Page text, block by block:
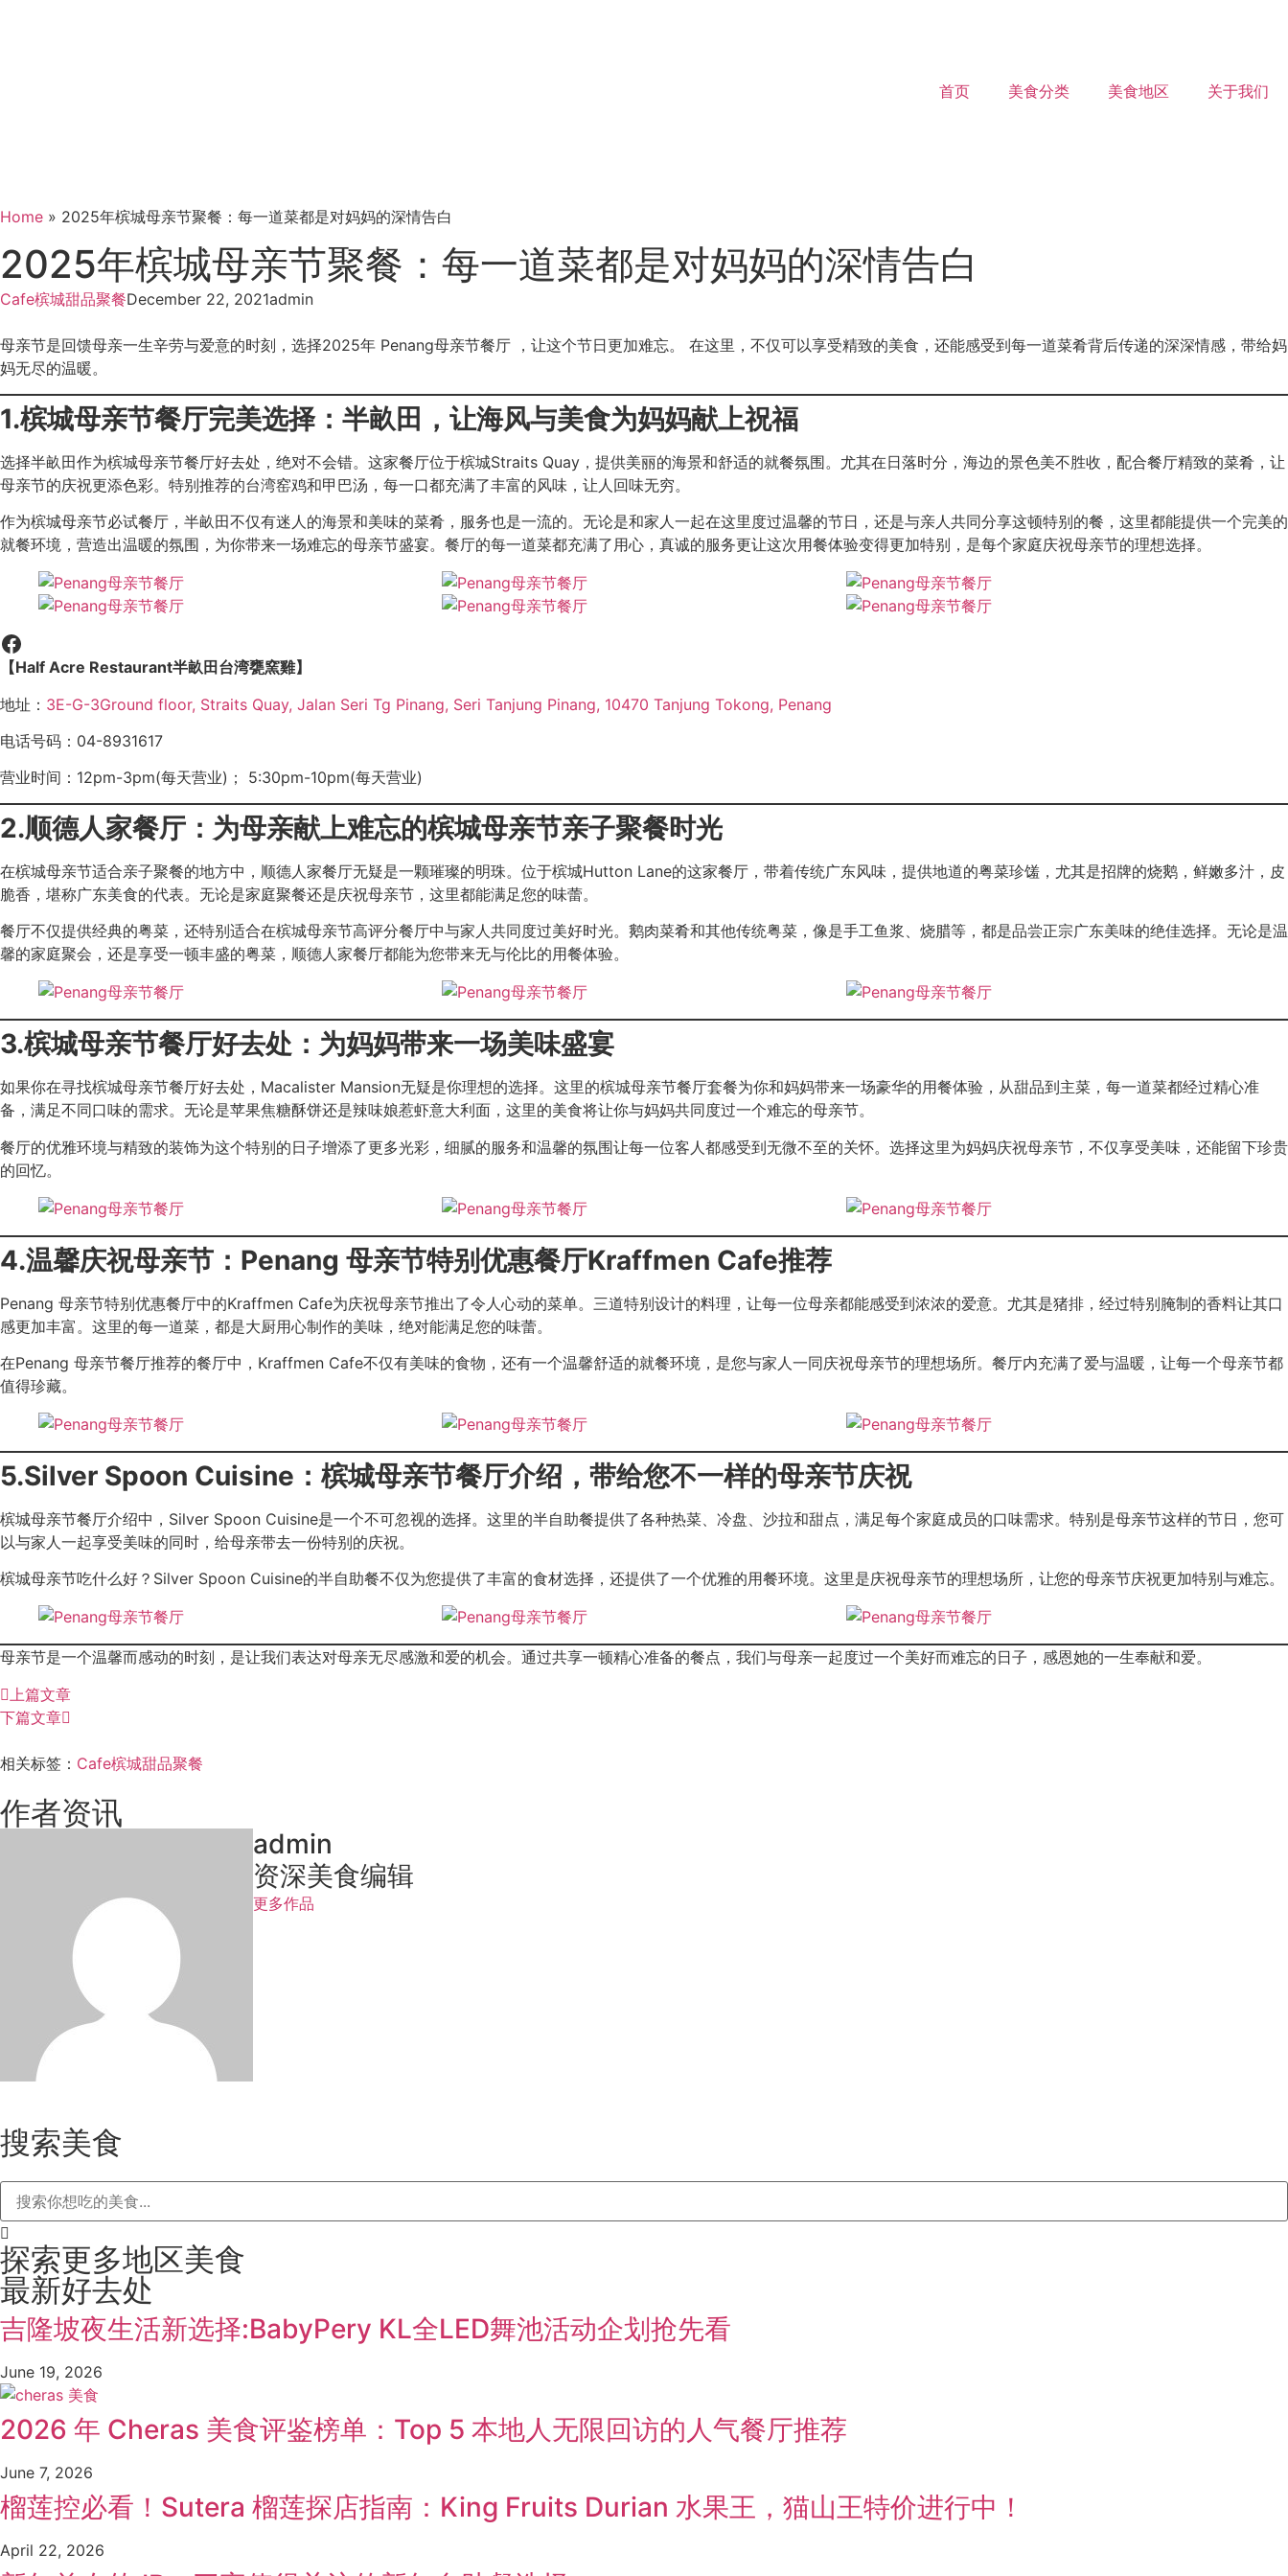
首页 美食分类 美食地区 关于我们
Home » 2025年槟城母亲节聚餐：每一道菜都是对妈妈的深情告白
2025年槟城母亲节聚餐：每一道菜都是对妈妈的深情告白
Cafe槟城甜品聚餐December 22, 2021admin
母亲节是回馈母亲一生辛劳与爱意的时刻，选择2025年 Penang母亲节餐厅 ，让这个节日更加难忘。 在这里，不仅可以享受精致的美食，还能感受到每一道菜肴背后传递的深深情感，带给妈
妈无尽的温暖。
1.槟城母亲节餐厅完美选择：半畝田，让海风与美食为妈妈献上祝福
选择半畝田作为槟城母亲节餐厅好去处，绝对不会错。这家餐厅位于槟城Straits Quay，提供美丽的海景和舒适的就餐氛围。尤其在日落时分，海边的景色美不胜收，配合餐厅精致的菜肴，让
母亲节的庆祝更添色彩。特别推荐的台湾窑鸡和甲巴汤，每一口都充满了丰富的风味，让人回味无穷。
作为槟城母亲节必试餐厅，半畝田不仅有迷人的海景和美味的菜肴，服务也是一流的。无论是和家人一起在这里度过温馨的节日，还是与亲人共同分享这顿特别的餐，这里都能提供一个完美的
就餐环境，营造出温暖的氛围，为你带来一场难忘的母亲节盛宴。餐厅的每一道菜都充满了用心，真诚的服务更让这次用餐体验变得更加特别，是每个家庭庆祝母亲节的理想选择。
【Half Acre Restaurant半畝田台湾甕窯雞】
地址： 3E-G-3Ground floor, Straits Quay, Jalan Seri Tg Pinang, Seri Tanjung Pinang, 10470 Tanjung Tokong, Penang
电话号码：04-8931617
营业时间：12pm-3pm(每天营业)； 5:30pm-10pm(每天营业)
2.顺德人家餐厅：为母亲献上难忘的槟城母亲节亲子聚餐时光
在槟城母亲节适合亲子聚餐的地方中，顺德人家餐厅无疑是一颗璀璨的明珠。位于槟城Hutton Lane的这家餐厅，带着传统广东风味，提供地道的粤菜珍馐，尤其是招牌的烧鹅，鲜嫩多汁，皮
脆香，堪称广东美食的代表。无论是家庭聚餐还是庆祝母亲节，这里都能满足您的味蕾。
餐厅不仅提供经典的粤菜，还特别适合在槟城母亲节高评分餐厅中与家人共同度过美好时光。鹅肉菜肴和其他传统粤菜，像是手工鱼浆、烧腊等，都是品尝正宗广东美味的绝佳选择。无论是温
馨的家庭聚会，还是享受一顿丰盛的粤菜，顺德人家餐厅都能为您带来无与伦比的用餐体验。
3.槟城母亲节餐厅好去处：为妈妈带来一场美味盛宴
如果你在寻找槟城母亲节餐厅好去处，Macalister Mansion无疑是你理想的选择。这里的槟城母亲节餐厅套餐为你和妈妈带来一场豪华的用餐体验，从甜品到主菜，每一道菜都经过精心准
备，满足不同口味的需求。无论是苹果焦糖酥饼还是辣味娘惹虾意大利面，这里的美食将让你与妈妈共同度过一个难忘的母亲节。
餐厅的优雅环境与精致的装饰为这个特别的日子增添了更多光彩，细腻的服务和温馨的氛围让每一位客人都感受到无微不至的关怀。选择这里为妈妈庆祝母亲节，不仅享受美味，还能留下珍贵
的回忆。
4.温馨庆祝母亲节：Penang 母亲节特别优惠餐厅Kraffmen Cafe推荐
Penang 母亲节特别优惠餐厅中的Kraffmen Cafe为庆祝母亲节推出了令人心动的菜单。三道特别设计的料理，让每一位母亲都能感受到浓浓的爱意。尤其是猪排，经过特别腌制的香料让其口
感更加丰富。这里的每一道菜，都是大厨用心制作的美味，绝对能满足您的味蕾。
在Penang 母亲节餐厅推荐的餐厅中，Kraffmen Cafe不仅有美味的食物，还有一个温馨舒适的就餐环境，是您与家人一同庆祝母亲节的理想场所。餐厅内充满了爱与温暖，让每一个母亲节都
值得珍藏。
5.Silver Spoon Cuisine：槟城母亲节餐厅介绍，带给您不一样的母亲节庆祝
槟城母亲节餐厅介绍中，Silver Spoon Cuisine是一个不可忽视的选择。这里的半自助餐提供了各种热菜、冷盘、沙拉和甜点，满足每个家庭成员的口味需求。特别是母亲节这样的节日，您可
以与家人一起享受美味的同时，给母亲带去一份特别的庆祝。
槟城母亲节吃什么好？Silver Spoon Cuisine的半自助餐不仅为您提供了丰富的食材选择，还提供了一个优雅的用餐环境。这里是庆祝母亲节的理想场所，让您的母亲节庆祝更加特别与难忘。
母亲节是一个温馨而感动的时刻，是让我们表达对母亲无尽感激和爱的机会。通过共享一顿精心准备的餐点，我们与母亲一起度过一个美好而难忘的日子，感恩她的一生奉献和爱。
上篇文章
下篇文章
相关标签： Cafe槟城甜品聚餐
作者资讯
admin
资深美食编辑
更多作品
搜索美食
探索更多地区美食
最新好去处
吉隆坡夜生活新选择:BabyPery KL全LED舞池活动企划抢先看
June 19, 2026
2026 年 Cheras 美食评鉴榜单：Top 5 本地人无限回访的人气餐厅推荐
June 7, 2026
榴莲控必看！Sutera 榴莲探店指南：King Fruits Durian 水果王，猫山王特价进行中！
April 22, 2026